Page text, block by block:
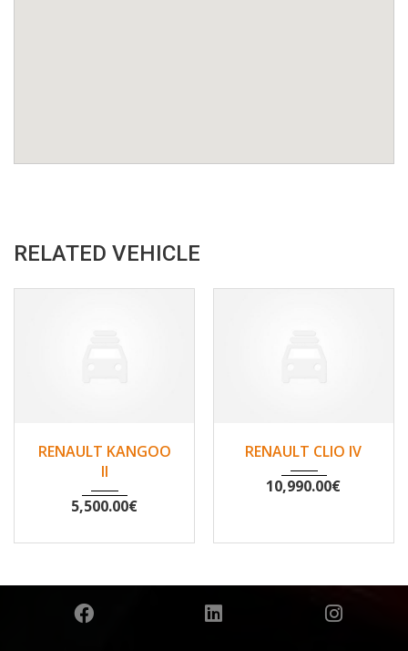
RELATED VEHICLE
162000
RENAULT KANGOO
II
5,500.00€
RENAULT CLIO IV
10,990.00€